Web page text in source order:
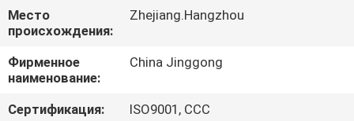
НАС
ПУТЕШЕСТВИЕ
ФАБРИКИ
Место
происхождения:
Zhejiang.Hangzhou
Фирменное
наименование:
China Jinggong
Сертификация:
ISO9001, CCC